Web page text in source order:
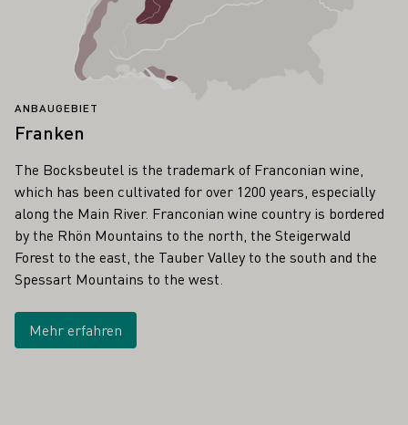
ANBAUGEBIET
Franken
The Bocksbeutel is the trademark of Franconian wine,
which has been cultivated for over 1200 years, especially
along the Main River. Franconian wine country is bordered
by the Rhön Mountains to the north, the Steigerwald
Forest to the east, the Tauber Valley to the south and the
Spessart Mountains to the west.
Mehr erfahren